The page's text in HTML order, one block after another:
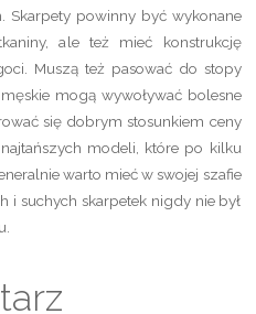
Skarpety powinny być wykonane
ale też mieć konstrukcję
Muszą też pasować do stopy
mogą wywoływać bolesne
się dobrym stosunkiem ceny
modeli, które po kilku
warto mieć w swojej szafie
i suchych skarpetek nigdy nie był